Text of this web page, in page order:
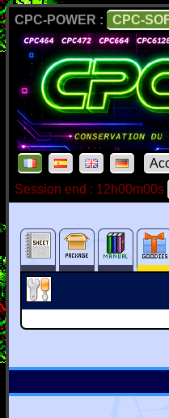
CPC-POWER : CPC-
Session end : 12h00m00s